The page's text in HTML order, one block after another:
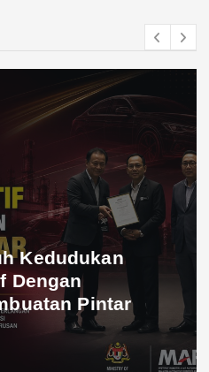
Kedudukan
Dengan
Pintar